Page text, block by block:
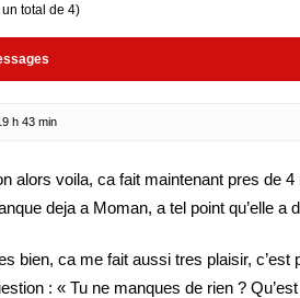
total de 4)
h 43 min
alors voila, ca fait maintenant pres de
deja a Moman, a tel point qu’elle a
bien, ca me fait aussi tres plaisir,
: « Tu ne manques de rien ?